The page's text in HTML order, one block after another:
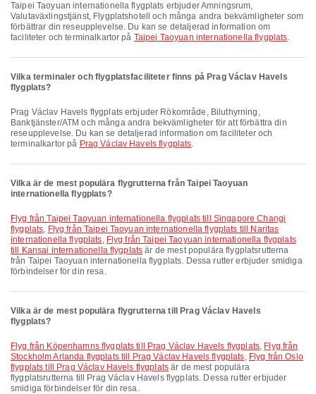
Taipei Taoyuan internationella flygplats erbjuder Amningsrum,
Valutaväxlingstjänst, Flygplatshotell och många andra bekvämligheter som
förbättrar din reseupplevelse. Du kan se detaljerad information om
faciliteter och terminalkartor på Taipei Taoyuan internationella flygplats.
Vilka terminaler och flygplatsfaciliteter finns på Prag Václav Havels
flygplats?
Prag Václav Havels flygplats erbjuder Rökområde, Biluthyrning,
Banktjänster/ATM och många andra bekvämligheter för att förbättra din
reseupplevelse. Du kan se detaljerad information om faciliteter och
terminalkartor på Prag Václav Havels flygplats.
Vilka är de mest populära flygrutterna från Taipei Taoyuan
internationella flygplats?
Flyg från Taipei Taoyuan internationella flygplats till Singapore Changi
flygplats, Flyg från Taipei Taoyuan internationella flygplats till Naritas
internationella flygplats, Flyg från Taipei Taoyuan internationella flygplats
till Kansai internationella flygplats är de mest populära flygplatsrutterna
från Taipei Taoyuan internationella flygplats. Dessa rutter erbjuder smidiga
förbindelser för din resa.
Vilka är de mest populära flygrutterna till Prag Václav Havels
flygplats?
Flyg från Köpenhamns flygplats till Prag Václav Havels flygplats, Flyg från
Stockholm Arlanda flygplats till Prag Václav Havels flygplats, Flyg från Oslo
flygplats till Prag Václav Havels flygplats är de mest populära
flygplatsrutterna till Prag Václav Havels flygplats. Dessa rutter erbjuder
smidiga förbindelser för din resa.